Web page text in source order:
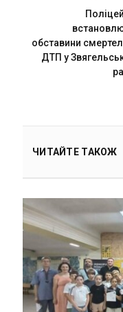
обставини
ДТП у
ЧИТАЙТЕ ТАКОЖ